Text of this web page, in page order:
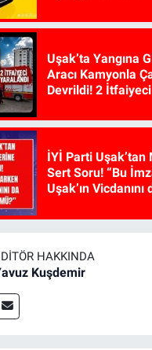
Uşak’ta Yangına
Aracı Kamyonla
Devrildi! 2 İtfaiyeci
İYİ Parti
Sert Soru! “Bu
Uşak’ın Vicdanını
HAKKINDA
Kuşdemir